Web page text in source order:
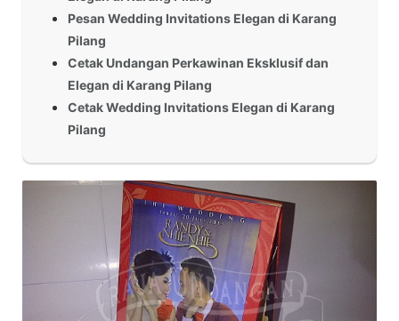
Pesan Wedding Invitations Elegan di Karang
Pilang
Cetak Undangan Perkawinan Eksklusif dan
Elegan di Karang Pilang
Cetak Wedding Invitations Elegan di Karang
Pilang